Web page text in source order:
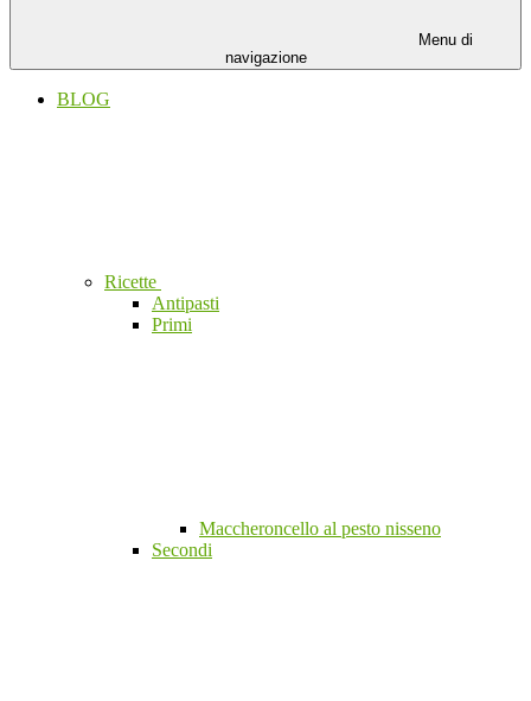
Menu di
navigazione
BLOG
Ricette
Antipasti
Primi
Maccheroncello al pesto nisseno
Secondi